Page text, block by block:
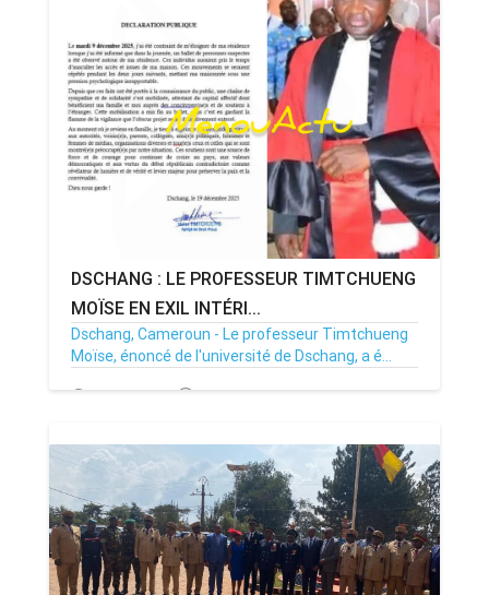
DSCHANG : LE PROFESSEUR TIMTCHUENG
MOÏSE EN EXIL INTÉRI...
Dschang, Cameroun - Le professeur Timtchueng
Moïse, énoncé de l'université de Dschang, a é...
20/12/25 Par MenouActu 0